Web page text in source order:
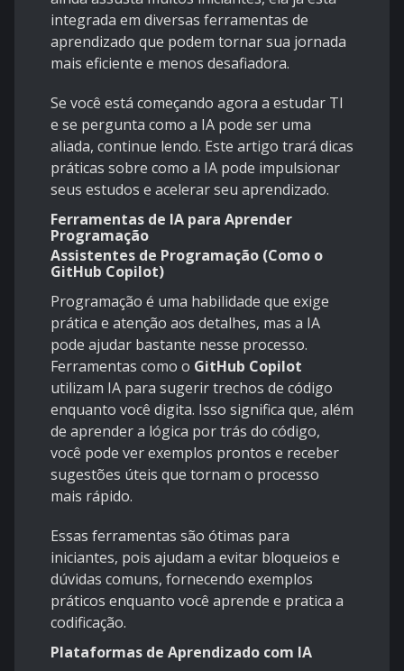
integrada em diversas ferramentas de
aprendizado que podem tornar sua jornada
mais eficiente e menos desafiadora.
Se você está começando agora a estudar TI
e se pergunta como a IA pode ser uma
aliada, continue lendo. Este artigo trará dicas
práticas sobre como a IA pode impulsionar
seus estudos e acelerar seu aprendizado.
Ferramentas de IA para Aprender
Programação
Assistentes de Programação (Como o
GitHub Copilot)
Programação é uma habilidade que exige
prática e atenção aos detalhes, mas a IA
pode ajudar bastante nesse processo.
Ferramentas como o GitHub Copilot
utilizam IA para sugerir trechos de código
enquanto você digita. Isso significa que, além
de aprender a lógica por trás do código,
você pode ver exemplos prontos e receber
sugestões úteis que tornam o processo
mais rápido.
Essas ferramentas são ótimas para
iniciantes, pois ajudam a evitar bloqueios e
dúvidas comuns, fornecendo exemplos
práticos enquanto você aprende e pratica a
codificação.
Plataformas de Aprendizado com IA